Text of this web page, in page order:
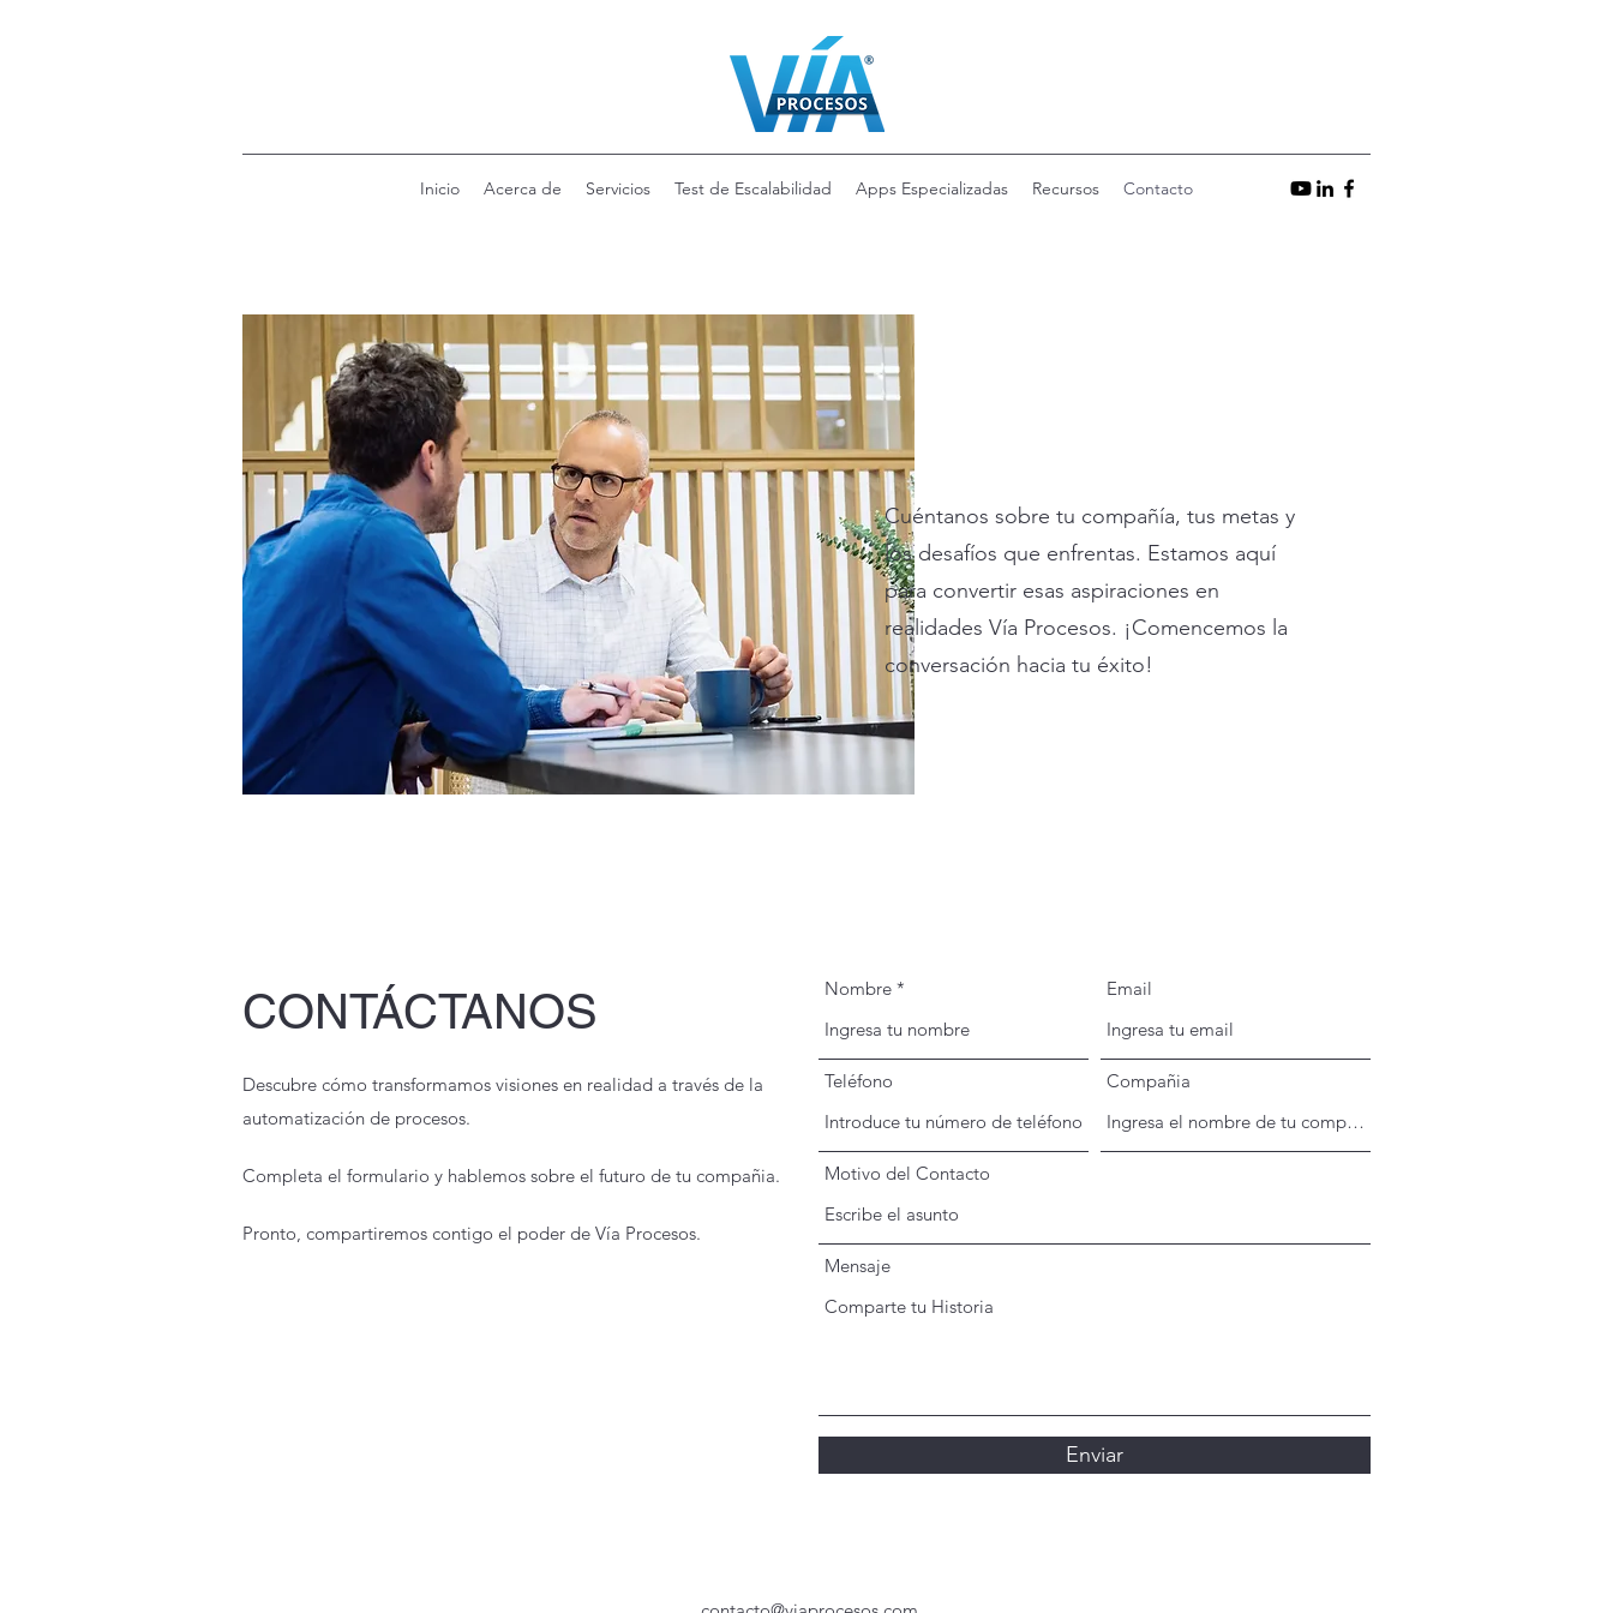
Inicio Acerca de Servicios Test de Escalabilidad Apps Especializadas Recursos Contacto
Cuéntanos sobre tu compañía, tus metas y
los desafíos que enfrentas. Estamos aquí
para convertir esas aspiraciones en
realidades Vía Procesos. ¡Comencemos la
conversación hacia tu éxito!
CONTÁCTANOS
Descubre cómo transformamos visiones en realidad a través de la
automatización de procesos.
Completa el formulario y hablemos sobre el futuro de tu compañia.
Pronto, compartiremos contigo el poder de Vía Procesos.
Nombre Email
Teléfono Compañia
Motivo del Contacto
Mensaje
Enviar